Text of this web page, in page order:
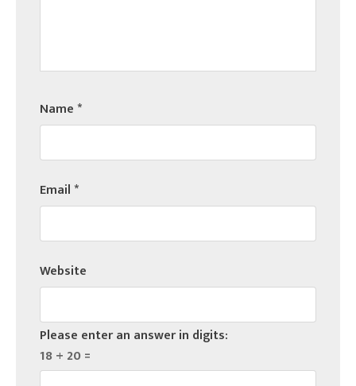
Name*
Email*
Website
Please enter an answer in digits:
18 + 20 =